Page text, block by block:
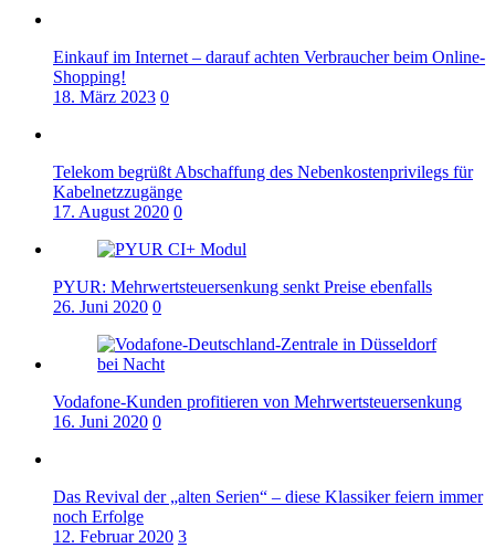
Einkauf im Internet – darauf achten Verbraucher beim Online-
Shopping!
18. März 2023 0
Telekom begrüßt Abschaffung des Nebenkostenprivilegs für
Kabelnetzzugänge
17. August 2020 0
PYUR: Mehrwertsteuersenkung senkt Preise ebenfalls
26. Juni 2020 0
Vodafone-Kunden profitieren von Mehrwertsteuersenkung
16. Juni 2020 0
Das Revival der „alten Serien“ – diese Klassiker feiern immer
noch Erfolge
12. Februar 2020 3